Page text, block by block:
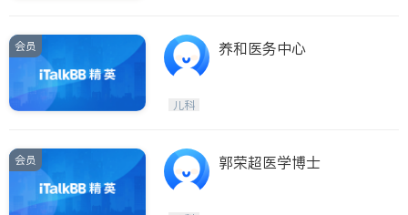
会员 养和医务中心
儿科
会员 郭荣超医学博士